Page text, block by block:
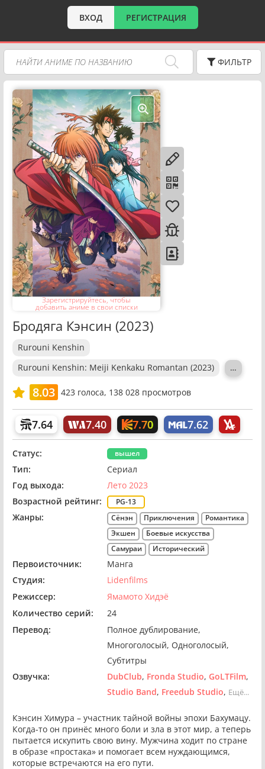
ВХОД РЕГИСТРАЦИЯ
ФИЛЬТР
Зарегистрируйтесь, чтобы
добавить аниме в свои списки
Бродяга Кэнсин (2023)
Rurouni Kenshin
Rurouni Kenshin: Meiji Kenkaku Romantan (2023)
…
8.03 423 голоса, 138 028 просмотров
7.64 7.40 7.70 7.62
Статус: вышел
Тип:
Сериал
Год выхода:
Лето 2023
Возрастной рейтинг:
PG-13
Жанры: Сёнэн Приключения
Романтика
Экшен
Боевые искусства
Самураи
Исторический
Первоисточник:
Манга
Студия:
Lidenfilms
Режиссер:
Ямамото Хидэё
Количество серий:
24
Перевод:
Полное дублирование
Многоголосый Одноголосый
Субтитры
Озвучка:
DubClub Fronda Studio GoLTFilm
Studio Band Freedub Studio Ещё...
Кэнсин Химура – участник тайной войны эпохи Бахумацу.
Когда-то он принёс много боли и зла в этот мир, а теперь
пытается искупить свою вину. Мужчина ходит по стране
в образе «простака» и помогает всем нуждающимся,
которые встречаются на его пути.